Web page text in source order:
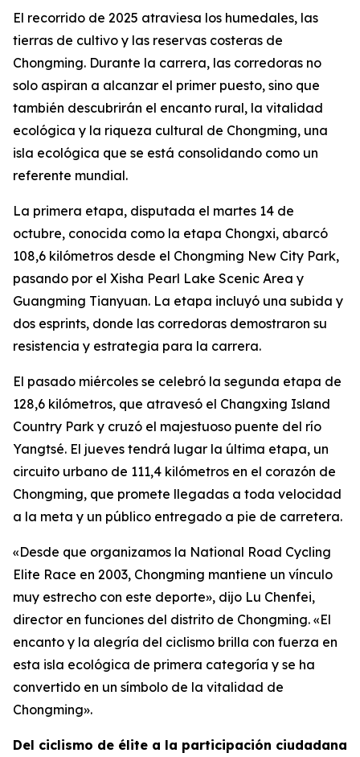
El recorrido de 2025 atraviesa los humedales, las
tierras de cultivo y las reservas costeras de
Chongming. Durante la carrera, las corredoras no
solo aspiran a alcanzar el primer puesto, sino que
también descubrirán el encanto rural, la vitalidad
ecológica y la riqueza cultural de Chongming, una
isla ecológica que se está consolidando como un
referente mundial.
La primera etapa, disputada el martes 14 de
octubre, conocida como la etapa Chongxi, abarcó
108,6 kilómetros desde el Chongming New City Park,
pasando por el Xisha Pearl Lake Scenic Area y
Guangming Tianyuan. La etapa incluyó una subida y
dos esprints, donde las corredoras demostraron su
resistencia y estrategia para la carrera.
El pasado miércoles se celebró la segunda etapa de
128,6 kilómetros, que atravesó el Changxing Island
Country Park y cruzó el majestuoso puente del río
Yangtsé. El jueves tendrá lugar la última etapa, un
circuito urbano de 111,4 kilómetros en el corazón de
Chongming, que promete llegadas a toda velocidad
a la meta y un público entregado a pie de carretera.
«Desde que organizamos la National Road Cycling
Elite Race en 2003, Chongming mantiene un vínculo
muy estrecho con este deporte», dijo Lu Chenfei,
director en funciones del distrito de Chongming. «El
encanto y la alegría del ciclismo brilla con fuerza en
esta isla ecológica de primera categoría y se ha
convertido en un símbolo de la vitalidad de
Chongming».
Del ciclismo de élite a la participación ciudadana